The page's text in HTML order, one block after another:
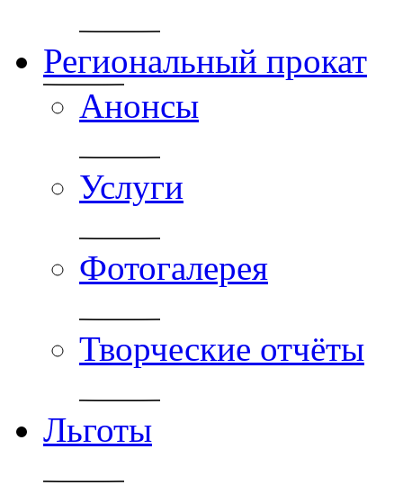
Региональный прокат
Анонсы
Услуги
Фотогалерея
Творческие отчёты
Льготы